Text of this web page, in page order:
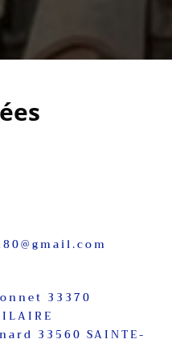
33370
33560 SAINTE-